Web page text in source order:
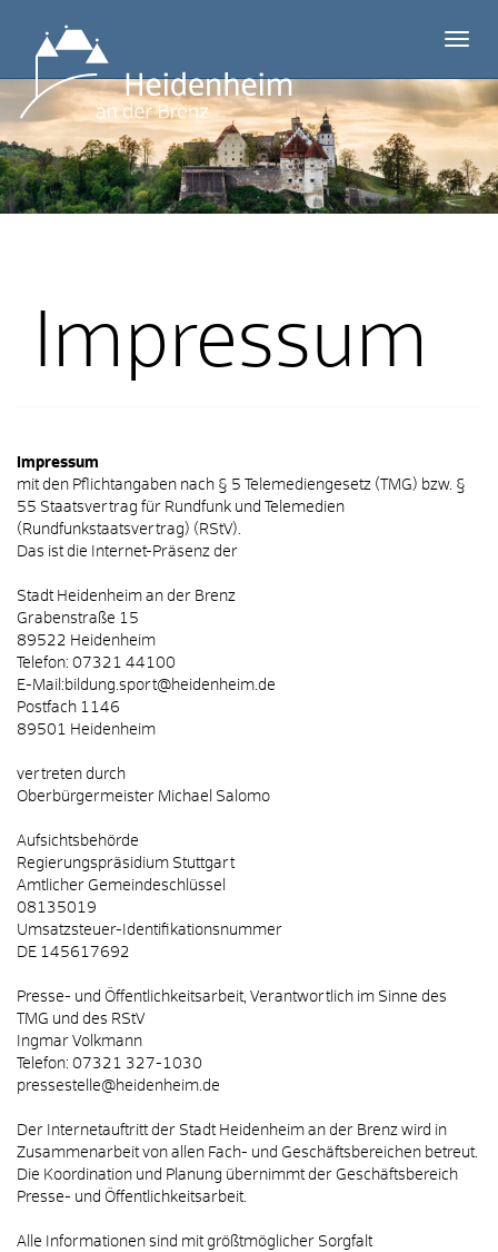
Impressum
Impressum
mit den Pflichtangaben nach § 5 Telemediengesetz (TMG) bzw. §
55 Staatsvertrag für Rundfunk und Telemedien
(Rundfunkstaatsvertrag) (RStV).
Das ist die Internet-Präsenz der
Stadt Heidenheim an der Brenz
Grabenstraße 15
89522 Heidenheim
Telefon: 07321 44100
E-Mail:bildung.sport@heidenheim.de
Postfach 1146
89501 Heidenheim
vertreten durch
Oberbürgermeister Michael Salomo
Aufsichtsbehörde
Regierungspräsidium Stuttgart
Amtlicher Gemeindeschlüssel
08135019
Umsatzsteuer-Identifikationsnummer
DE 145617692
Presse- und Öffentlichkeitsarbeit, Verantwortlich im Sinne des
TMG und des RStV
Ingmar Volkmann
Telefon: 07321 327-1030
pressestelle@heidenheim.de
Der Internetauftritt der Stadt Heidenheim an der Brenz wird in
Zusammenarbeit von allen Fach- und Geschäftsbereichen betreut.
Die Koordination und Planung übernimmt der Geschäftsbereich
Presse- und Öffentlichkeitsarbeit.
Alle Informationen sind mit größtmöglicher Sorgfalt